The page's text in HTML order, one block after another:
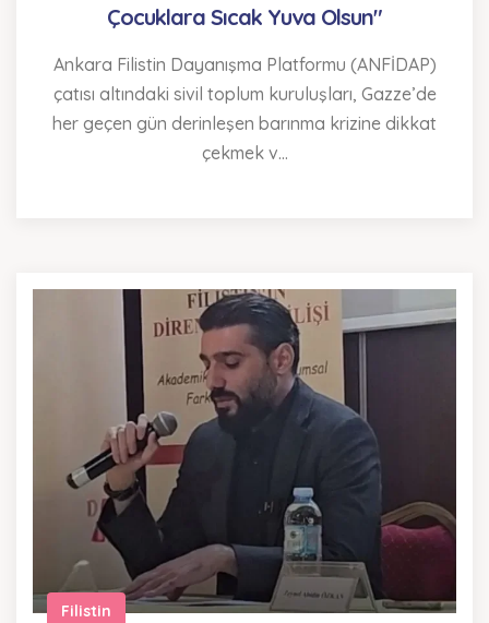
Çocuklara Sıcak Yuva Olsun"
Ankara Filistin Dayanışma Platformu (ANFİDAP)
çatısı altındaki sivil toplum kuruluşları, Gazze’de
her geçen gün derinleşen barınma krizine dikkat
çekmek v...
Filistin